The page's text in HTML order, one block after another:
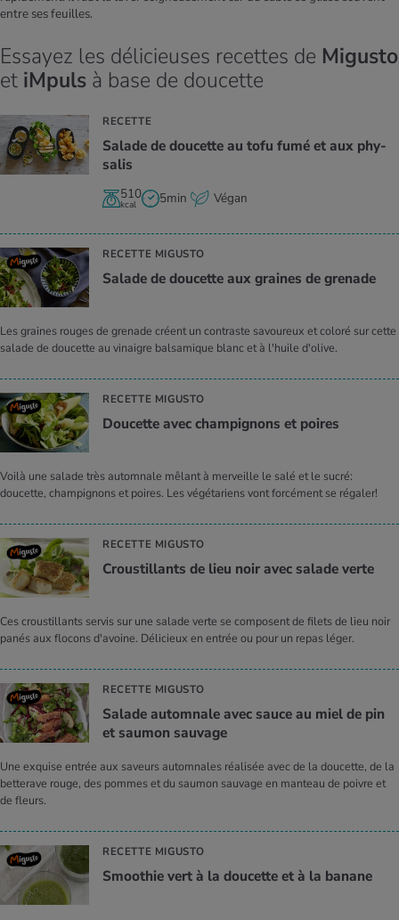
entre ses feuilles.
Essayez les délicieuses recettes de Migusto
et iMpuls à base de doucette
RECETTE
Salade de dou­cette au tofu fumé et aux phy­
sa­lis
510
kcal 5min Végan
RECETTE MIGUSTO
Salade de dou­cette aux graines de gre­nade
Les graines rouges de grenade créent un contraste savoureux et coloré sur cette
salade de doucette au vinaigre balsamique blanc et à l'huile d'olive.
RECETTE MIGUSTO
Dou­cette avec cham­pi­gnons et poires
Voilà une salade très automnale mêlant à merveille le salé et le sucré:
doucette, champignons et poires. Les végétariens vont forcément se régaler!
RECETTE MIGUSTO
Crous­tillants de lieu noir avec salade verte
Ces croustillants servis sur une salade verte se composent de filets de lieu noir
panés aux flocons d'avoine. Délicieux en entrée ou pour un repas léger.
RECETTE MIGUSTO
Salade autom­nale avec sauce au miel de pin
et sau­mon sau­vage
Une exquise entrée aux saveurs automnales réalisée avec de la doucette, de la
betterave rouge, des pommes et du saumon sauvage en manteau de poivre et
de fleurs.
RECETTE MIGUSTO
Smoo­thie vert à la dou­cette et à la banane